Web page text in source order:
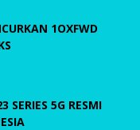
1OXFWD
SERIES 5G RESMI